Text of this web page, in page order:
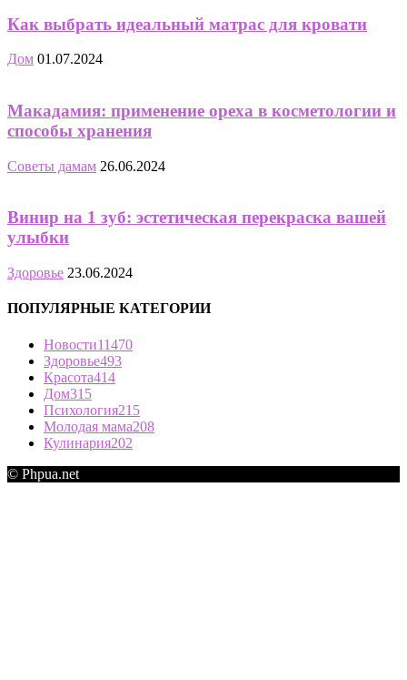
Как выбрать идеальный матрас для кровати
Дом 01.07.2024
Макадамия: применение ореха в косметологии и
способы хранения
Советы дамам 26.06.2024
Винир на 1 зуб: эстетическая перекраска вашей
улыбки
Здоровье 23.06.2024
ПОПУЛЯРНЫЕ КАТЕГОРИИ
Новости11470
Здоровье493
Красота414
Дом315
Психология215
Молодая мама208
Кулинария202
© Phpua.net